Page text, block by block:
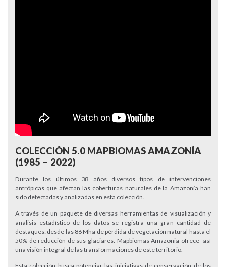
COLECCIÓN 5.0 MAPBIOMAS AMAZONÍA
(1985 – 2022)
Durante los últimos 38 años diversos tipos de intervenciones
antrópicas que afectan las coberturas naturales de la Amazonía han
sido detectadas y analizadas en esta colección.
A través de un paquete de diversas herramientas de visualización y
análisis estadístico de los datos se registra una gran cantidad de
destaques: desde las 86 Mha de pérdida de vegetación natural hasta el
50% de reducción de sus glaciares. Mapbiomas Amazonia ofrece así
una visión integral de las transformaciones de este territorio.